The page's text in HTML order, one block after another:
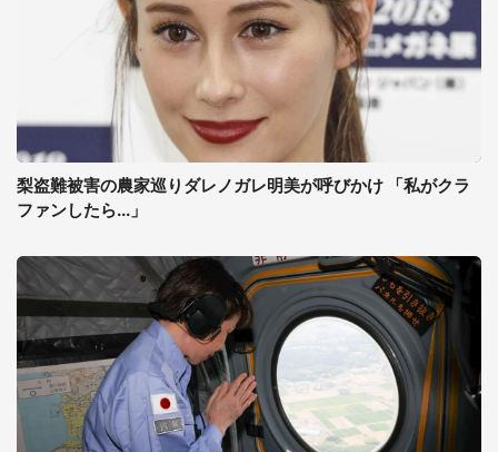
梨盗難被害の農家巡りダレノガレ明美が呼びかけ 「私がクラ
ファンしたら...」